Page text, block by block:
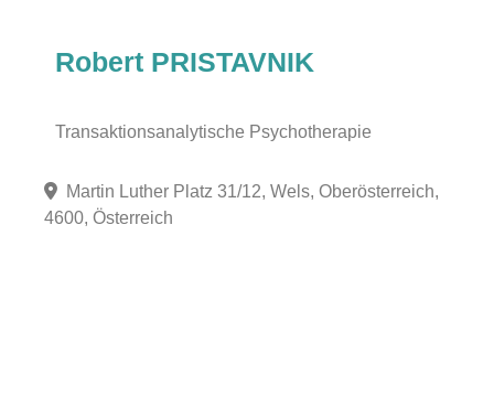
Robert PRISTAVNIK
Transaktionsanalytische Psychotherapie
Martin Luther Platz 31/12, Wels, Oberösterreich,
4600, Österreich